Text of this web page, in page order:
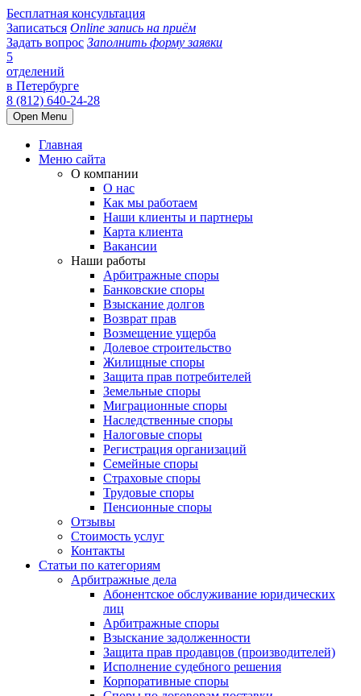
Бесплатная консультация
Записаться Online запись на приём
Задать вопрос Заполнить форму заявки
5
отделений
в Петербурге
8 (812) 640-24-28
Open Menu
Главная
Меню сайта
О компании
О нас
Как мы работаем
Наши клиенты и партнеры
Карта клиента
Вакансии
Наши работы
Арбитражные споры
Банковские споры
Взыскание долгов
Возврат прав
Возмещение ущерба
Долевое строительство
Жилищные споры
Защита прав потребителей
Земельные споры
Миграционные споры
Наследственные споры
Налоговые споры
Регистрация организаций
Семейные споры
Страховые споры
Трудовые споры
Пенсионные споры
Отзывы
Стоимость услуг
Контакты
Статьи по категориям
Арбитражные дела
Абонентское обслуживание юридических
лиц
Арбитражные споры
Взыскание задолженности
Защита прав продавцов (производителей)
Исполнение судебного решения
Корпоративные споры